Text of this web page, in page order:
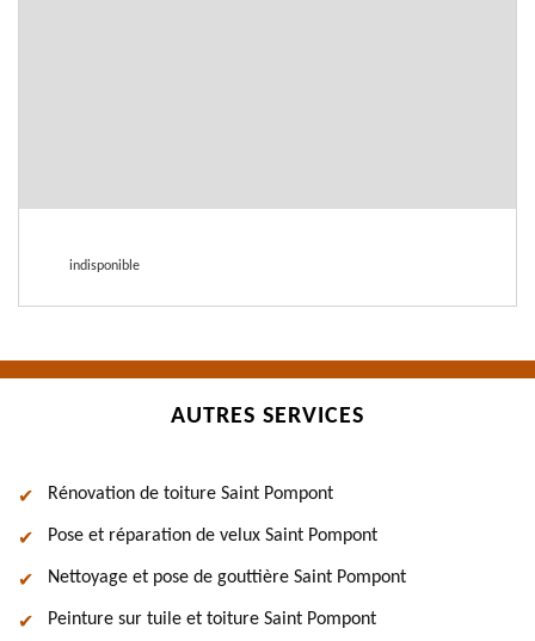
indisponible
AUTRES SERVICES
Rénovation de toiture Saint Pompont
Pose et réparation de velux Saint Pompont
Nettoyage et pose de gouttière Saint Pompont
Peinture sur tuile et toiture Saint Pompont